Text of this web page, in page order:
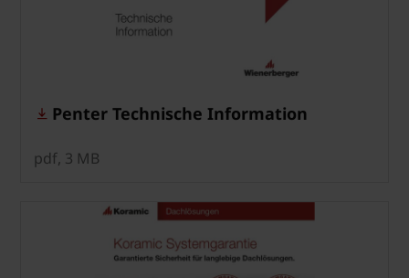
Penter Technische Information
pdf, 3 MB